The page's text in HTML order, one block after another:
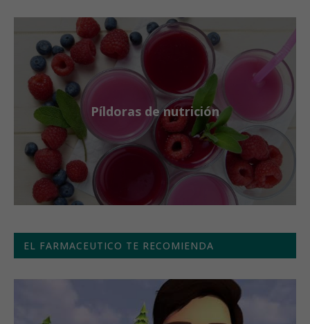
Píldoras de nutrición
EL FARMACEUTICO TE RECOMIENDA